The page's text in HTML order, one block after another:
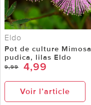
Eldo
Pot de culture Mimosa
pudica, lilas Eldo
9,99 4,99
Voir l’article